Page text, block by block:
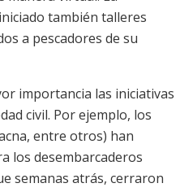
también talleres
a pescadores de su
importancia las iniciativas
civil. Por ejemplo, los
entre otros) han
los desembarcaderos
semanas atrás, cerraron